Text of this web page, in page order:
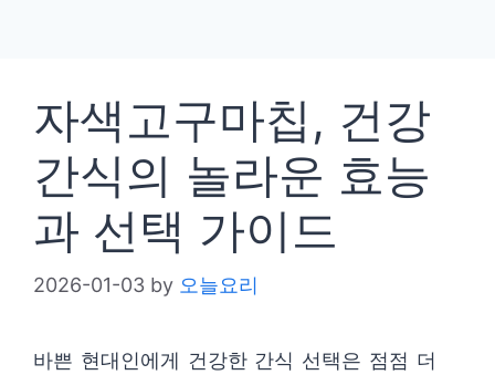
자색고구마칩, 건강
간식의 놀라운 효능
과 선택 가이드
2026-01-03 by 오늘요리
바쁜 현대인에게 건강한 간식 선택은 점점 더